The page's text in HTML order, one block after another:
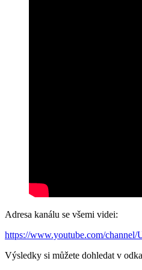
Adresa kanálu se všemi videi:
https://www.youtube.com/
Výsledky si můžete dohledat v